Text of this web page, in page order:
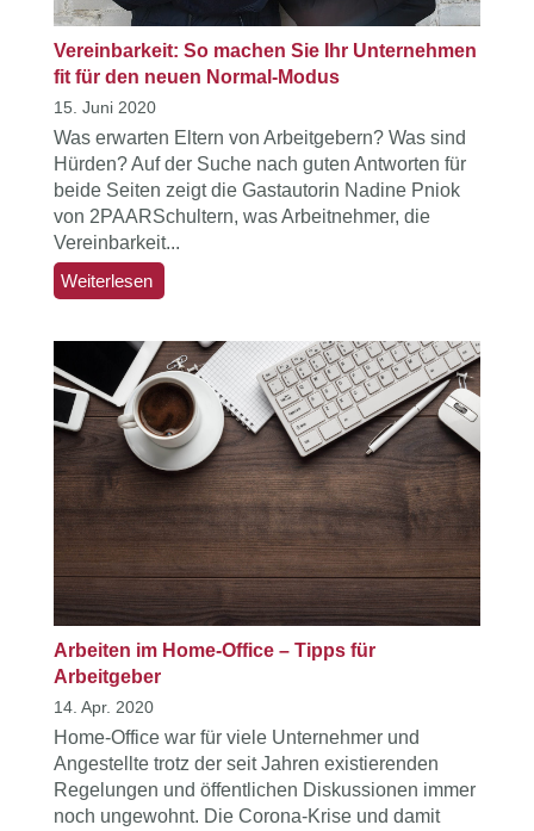
Vereinbarkeit: So machen Sie Ihr Unternehmen
fit für den neuen Normal-Modus
15. Juni 2020
Was erwarten Eltern von Arbeitgebern? Was sind
Hürden? Auf der Suche nach guten Antworten für
beide Seiten zeigt die Gastautorin Nadine Pniok
von 2PAARSchultern, was Arbeitnehmer, die
Vereinbarkeit...
Weiterlesen
Arbeiten im Home-Office – Tipps für
Arbeitgeber
14. Apr. 2020
Home-Office war für viele Unternehmer und
Angestellte trotz der seit Jahren existierenden
Regelungen und öffentlichen Diskussionen immer
noch ungewohnt. Die Corona-Krise und damit